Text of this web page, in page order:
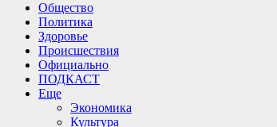
Общество
Политика
Здоровье
Происшествия
Официально
ПОДКАСТ
Еще
Экономика
Культура